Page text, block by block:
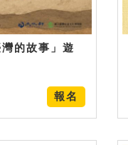
灣的故事」遊
報名